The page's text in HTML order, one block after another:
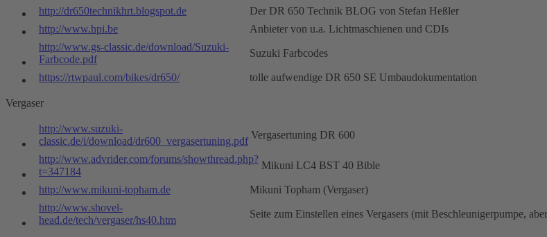
http://dr650technikhrt.blogspot.de
Der DR 650 Technik BLOG von Stefan Heßler
http://www.hpi.be
Anbieter von u.a. Lichtmaschienen und CDIs
http://www.gs-classic.de/download/Suzuki-
Farbcode.pdf
Suzuki Farbcodes
https://rtwpaul.com/bikes/dr650/ tolle aufwendige DR 650 SE Umbaudokumentation
Vergaser
http://www.suzuki-
classic.de/i/download/dr600_vergasertuning.pdf
Vergasertuning DR 600
http://www.advrider.com/forums/showthread.php?
t=347184
Mikuni LC4 BST 40 Bible
http://www.mikuni-topham.de
Mikuni Topham (Vergaser)
http://www.shovel-
head.de/tech/vergaser/hs40.htm
Seite zum Einstellen eines Vergasers (mit Beschleunigerpumpe,